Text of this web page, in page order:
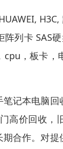
列卡 SAS
，板卡
记本电脑
高价回收
合作。对